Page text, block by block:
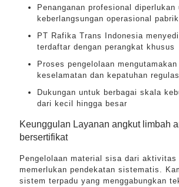
Penanganan profesional diperlukan
keberlangsungan operasional pabrik
PT Rafika Trans Indonesia
terdaftar dengan perangkat khusus
Proses pengelolaan
keselamatan dan kepatuhan
Dukungan untuk berbagai skala
dari kecil hingga besar
Keunggulan Layanan angkut limbah
bersertifikat
Pengelolaan material sisa dari aktivitas
memerlukan pendekatan sistematis.
sistem terpadu yang menggabungkan